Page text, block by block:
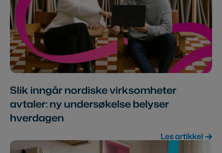
Slik inngår nordiske virksomheter
avtaler: ny undersøkelse belyser
hverdagen
Les artikkel